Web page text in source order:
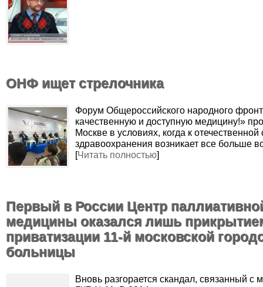
ОНФ ищет стрелочника
Форум Общероссийского народного
качественную и доступную медицину!»
Москве в условиях, когда к отечественной
здравоохранения возникает все больше
[Читать полностью]
Первый в России Центр
медицины оказался лишь
приватизации 11-й московской
больницы
Вновь разгорается скандал, связанный с